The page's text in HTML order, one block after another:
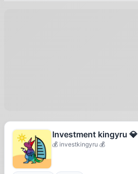
Investment kingyru 💎
💰 investkingyru 💰